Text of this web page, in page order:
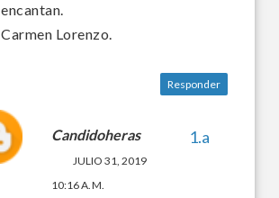
encantan.
Carmen Lorenzo.
Responder
Candidoheras
JULIO 31, 2019
10:16 A. M.